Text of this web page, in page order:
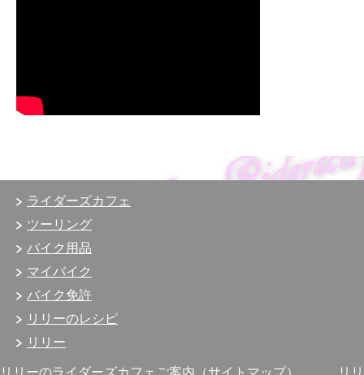
ライダーズカフェ
ツーリング
バイク用品
マイバイク
バイク免許
リリーのレシピ
リリー
リリーのライダーズカフェご案内（サイトマップ） リリ